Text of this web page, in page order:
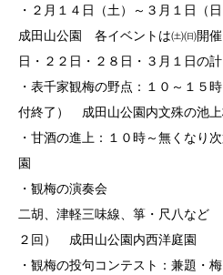
・２月１４日（土）～３月１日（日
成田山公園 各イベントは㈯㈰開
日・２２日・２８日・３月１日の
・表千家観梅の野点：１０～１５
付終了） 成田山公園内文殊の池
・甘酒の進上：１０時～無くな
園
・観梅の演奏会
二胡、津軽三味線、箏・尺八など
２回） 成田山公園内西洋庭園
・観梅の投句コンテスト：兼題